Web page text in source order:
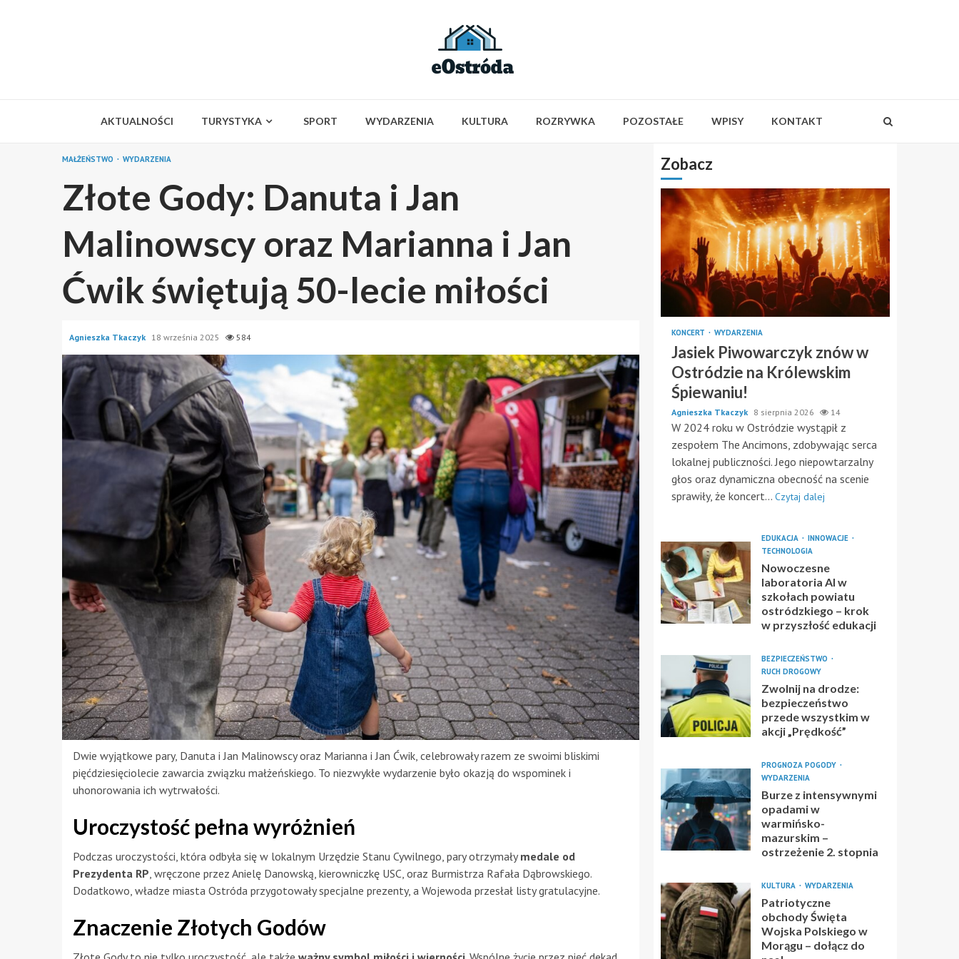
AKTUALNOŚCI TURYSTYKA SPORT WYDARZENIA KULTURA ROZRYWKA POZOSTAŁE WPISY KONTAKT
MAŁŻEŃSTWO WYDARZENIA
Złote Gody: Danuta i Jan
Malinowscy oraz Marianna i Jan
Ćwik świętują 50-lecie miłości
Agnieszka Tkaczyk 18 września 2025 584
Dwie wyjątkowe pary, Danuta i Jan Malinowscy oraz Marianna i Jan Ćwik, celebrowały razem ze swoimi bliskimi
pięćdziesięciolecie zawarcia związku małżeńskiego. To niezwykłe wydarzenie było okazją do wspominek i
uhonorowania ich wytrwałości.
Uroczystość pełna wyróżnień
Podczas uroczystości, która odbyła się w lokalnym Urzędzie Stanu Cywilnego, pary otrzymałymedale od
Prezydenta RP , wręczone przez Anielę Danowską, kierowniczkę USC, oraz Burmistrza Rafała Dąbrowskiego.
Dodatkowo, władze miasta Ostróda przygotowały specjalne prezenty, a Wojewoda przesłał listy gratulacyjne.
Znaczenie Złotych Godów
Zobacz
KONCERT WYDARZENIA
Jasiek Piwowarczyk znów w
Ostródzie na Królewskim
Śpiewaniu!
Agnieszka Tkaczyk 8 sierpnia 2026 14
W 2024 roku w Ostródzie wystąpił z
zespołem The Ancimons, zdobywając serca
lokalnej publiczności. Jego niepowtarzalny
głos oraz dynamiczna obecność na scenie
sprawiły, że koncert... Czytaj dalej
EDUKACJA
INNOWACJE
TECHNOLOGIA
Nowoczesne
laboratoria AI w
szkołach powiatu
ostródzkiego – krok
w przyszłość edukacji
BEZPIECZEŃSTWO
RUCH DROGOWY
Zwolnij na drodze:
bezpieczeństwo
przede wszystkim w
akcji „Prędkość”
PROGNOZA POGODY
WYDARZENIA
Burze z intensywnymi
opadami w
warmińsko-
mazurskim –
ostrzeżenie 2. stopnia
KULTURA WYDARZENIA
Patriotyczne
obchody Święta
Wojska Polskiego w
Morągu – dołącz do